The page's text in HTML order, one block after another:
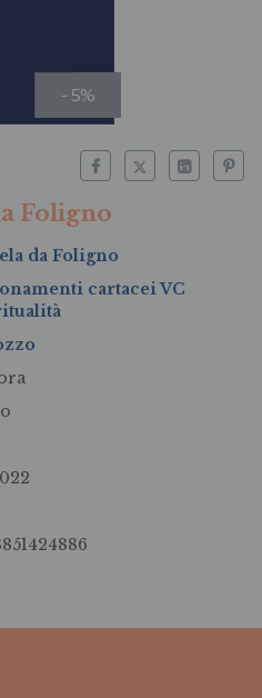
- 5%
Foligno
da Foligno
cartacei VC